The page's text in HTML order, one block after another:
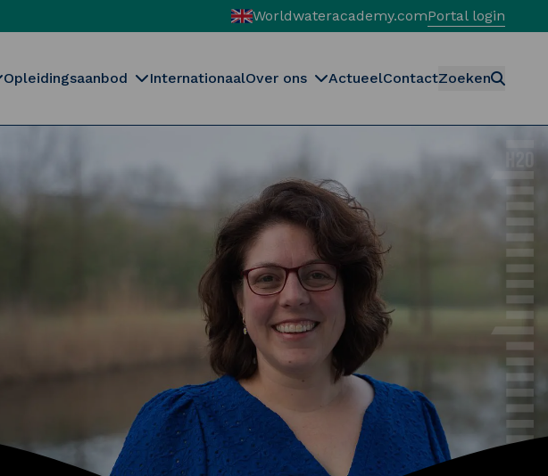
Worldwateracademy.comPortal login
Opleidingsaanbod InternationaalOver ons ActueelContactZoeken
Zoeken